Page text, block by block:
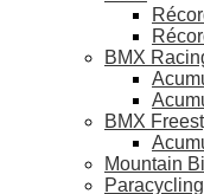
BMX
BMX
Mountain
Paracycling